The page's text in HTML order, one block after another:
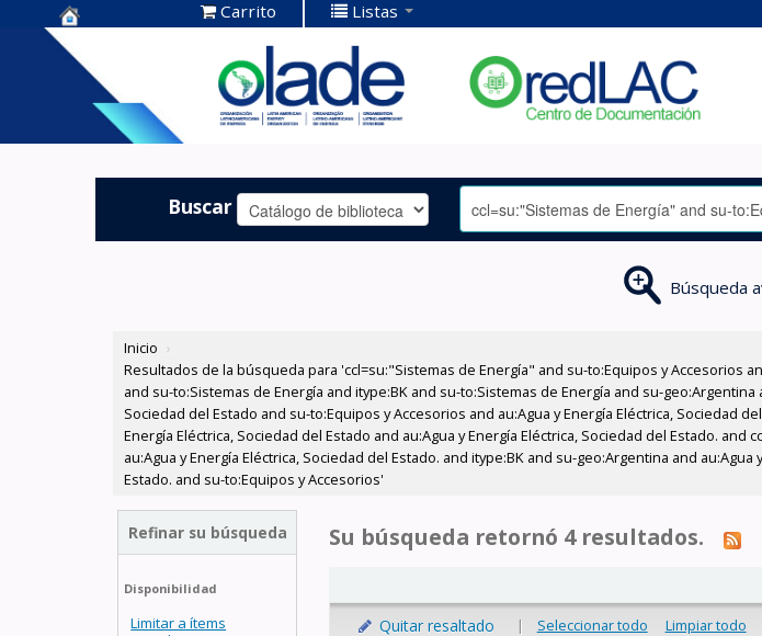
Centro de
Documentación
OLADE -
Carrito Listas
Buscar
Búsqueda
Inicio ›
Resultados de la búsqueda para 'ccl=su:"Sistemas de Energía" and su-to:Equipos y Accesorios
and su-to:Sistemas de Energía and itype:BK and su-to:Sistemas de Energía and su-
Sociedad del Estado and su-to:Equipos y Accesorios and au:Agua y Energía Eléctrica, Sociedad
Energía Eléctrica, Sociedad del Estado and au:Agua y Energía Eléctrica, Sociedad del Estado.
au:Agua y Energía Eléctrica, Sociedad del Estado. and itype:BK and su-geo:Argentina and
Estado. and su-to:Equipos y Accesorios'
Refinar su búsqueda
Disponibilidad
Limitar a ítems
Su búsqueda retornó 4 resultados.
Quitar resaltado | Seleccionar todo Limpiar todo